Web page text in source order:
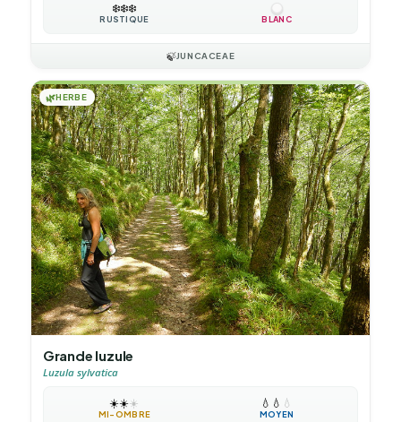
❄️❄️❄️
RUSTIQUE BLANC
🍃JUNCACEAE
🌿HERBE
Grande luzule
Luzula sylvatica
☀️☀️☀️
MI-OMBRE
💧 💧 💧
MOYEN